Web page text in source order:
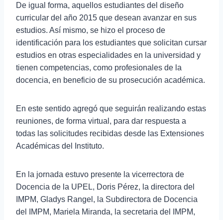
De igual forma, aquellos estudiantes del diseño
curricular del año 2015 que desean avanzar en sus
estudios. Así mismo, se hizo el proceso de
identificación para los estudiantes que solicitan cursar
estudios en otras especialidades en la universidad y
tienen competencias, como profesionales de la
docencia, en beneficio de su prosecución académica.
En este sentido agregó que seguirán realizando estas
reuniones, de forma virtual, para dar respuesta a
todas las solicitudes recibidas desde las Extensiones
Académicas del Instituto.
En la jornada estuvo presente la vicerrectora de
Docencia de la UPEL, Doris Pérez, la directora del
IMPM, Gladys Rangel, la Subdirectora de Docencia
del IMPM, Mariela Miranda, la secretaria del IMPM,